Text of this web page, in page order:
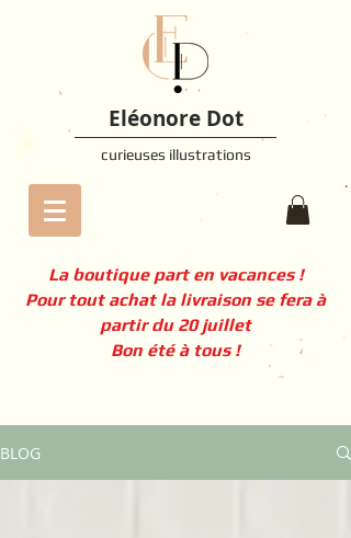
Eléonore Dot
curieuses illustrations
La boutique part en vacances !
Pour tout achat la livraison se fera à
partir du 20 juillet
Bon été à tous !
BLOG